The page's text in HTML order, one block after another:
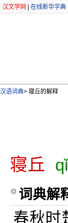
汉文学网 在线新华字典
汉语词典> 寝丘的解释
寝丘
词典解
春秋时